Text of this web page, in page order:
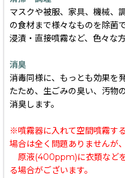
マスクや被服、家具、機械、
の食材まで様々なものを除菌で
浸漬・直接噴霧など、色々な
消臭
消毒同様に、もっとも効果を
たため、生ごみの臭い、汚物
消臭します。
※噴霧器に入れて空間噴霧す
場合は全く問題ありませんが、
原液(400ppm)に衣類など
る場合がございます。